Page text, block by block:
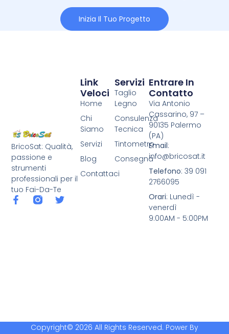
Inizia Il Tuo Progetto
BricoSat: Qualità,
passione e
strumenti
professionali per il
tuo Fai-Da-Te
Servizi
Taglio
Legno
Consulenza
Tecnica
Tintometro
Consegna
Link
Veloci
Home
Chi
Siamo
Servizi
Blog
Contattaci
Entrare In
Contatto
Via Antonio
Cassarino, 97 –
90135 Palermo
(PA)
Email:
info@bricosat.it
Telefono: 39 091
2766095
Orari: Lunedì -
venerdì
9:00AM - 5:00PM
Copyright© 2026 All Rights Reserved. Power By